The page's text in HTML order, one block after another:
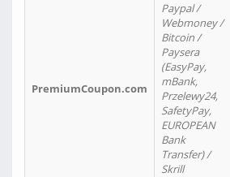
PremiumCoupon.com
Paypal /
Webmoney /
Bitcoin /
Paysera
(EasyPay,
mBank,
Przelewy24,
SafetyPay,
EUROPEAN
Bank
Transfer) /
Skrill